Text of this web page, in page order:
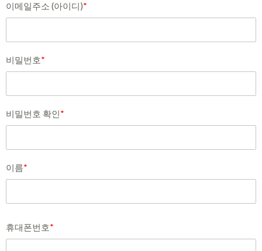
이메일주소 (아이디)*
비밀번호*
비밀번호 확인*
이름*
휴대폰번호*